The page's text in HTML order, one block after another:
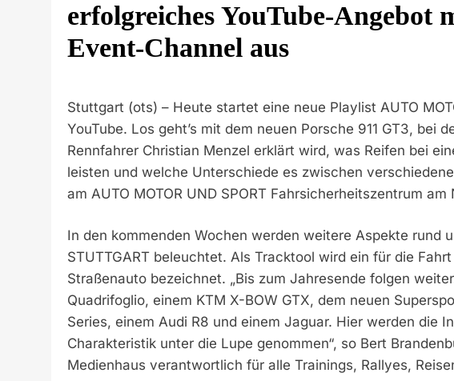
erfolgreiches YouTube-Angebot
Event-Channel aus
Stuttgart (ots) – Heute startet eine neue Playlist AUTO
YouTube. Los geht’s mit dem neuen Porsche 911 GT3, bei
Rennfahrer Christian Menzel erklärt wird, was Reifen bei
leisten und welche Unterschiede es zwischen
am AUTO MOTOR UND SPORT Fahrsicherheitszentrum am
In den kommenden Wochen werden weitere Aspekte rund
STUTTGART beleuchtet. Als Tracktool wird ein für die
Straßenauto bezeichnet. „Bis zum Jahresende folgen
Quadrifoglio, einem KTM X-BOW GTX, dem neuen
Series, einem Audi R8 und einem Jaguar. Hier werden die
Charakteristik unter die Lupe genommen“, so Bert
Medienhaus verantwortlich für alle Trainings, Rallyes,